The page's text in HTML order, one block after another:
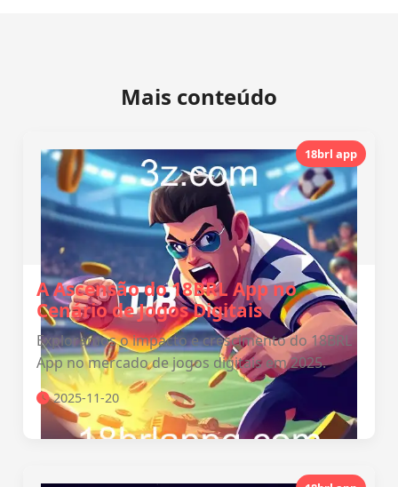
Mais conteúdo
18brl app
A Ascensão do 18BRL App no
Cenário de Jogos Digitais
Exploramos o impacto e crescimento do 18BRL
App no mercado de jogos digitais em 2025.
2025-11-20